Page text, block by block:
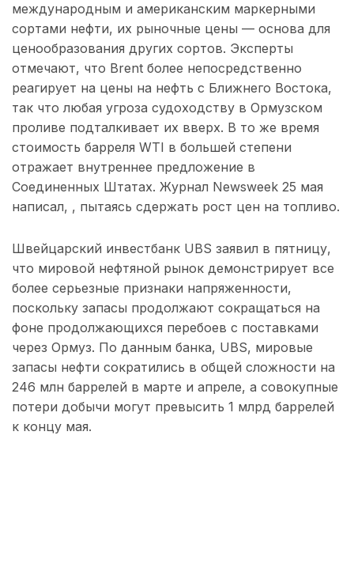
международным и американским маркерными
сортами нефти, их рыночные цены — основа для
ценообразования других сортов. Эксперты
отмечают, что Brent более непосредственно
реагирует на цены на нефть с Ближнего Востока,
так что любая угроза судоходству в Ормузском
проливе подталкивает их вверх. В то же время
стоимость барреля WTI в большей степени
отражает внутреннее предложение в
Соединенных Штатах. Журнал Newsweek 25 мая
написал, , пытаясь сдержать рост цен на топливо.
Швейцарский инвестбанк UBS заявил в пятницу,
что мировой нефтяной рынок демонстрирует все
более серьезные признаки напряженности,
поскольку запасы продолжают сокращаться на
фоне продолжающихся перебоев с поставками
через Ормуз. По данным банка, UBS, мировые
запасы нефти сократились в общей сложности на
246 млн баррелей в марте и апреле, а совокупные
потери добычи могут превысить 1 млрд баррелей
к концу мая.